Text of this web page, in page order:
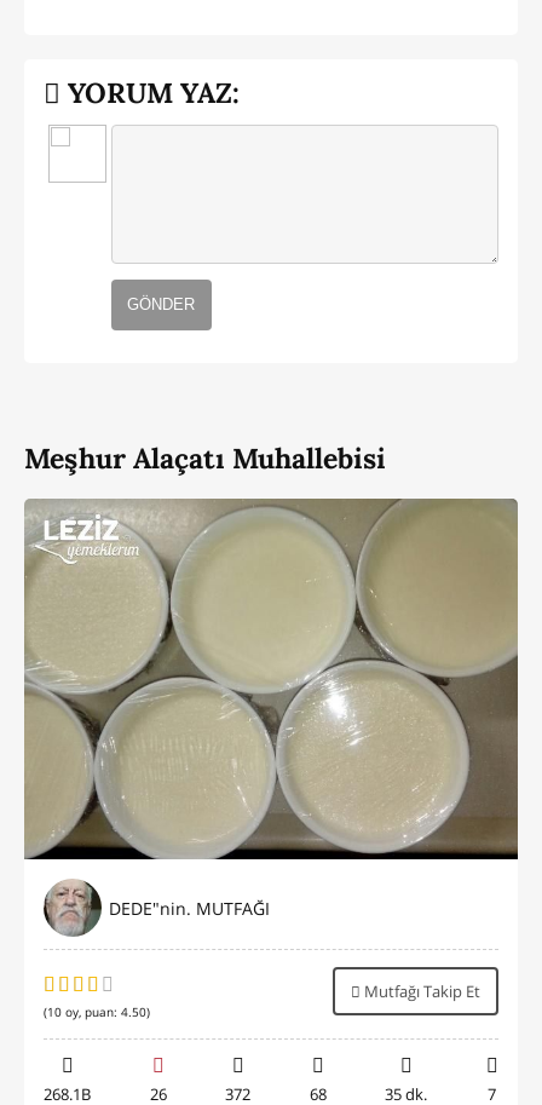
YORUM YAZ:
GÖNDER
Meşhur Alaçatı Muhallebisi
DEDE"nin. MUTFAĞI
(10 oy, puan: 4.50)
Mutfağı Takip Et
268.1B 26 372 68 35 dk. 7